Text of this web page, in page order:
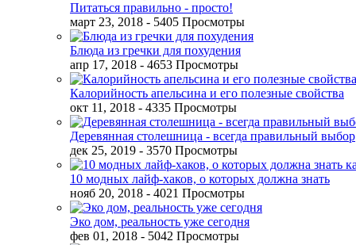
Питаться правильно - просто!
март 23, 2018 - 5405 Просмотры
Блюда из гречки для похудения
апр 17, 2018 - 4653 Просмотры
Калорийность апельсина и его полезные свойства
окт 11, 2018 - 4335 Просмотры
Деревянная столешница - всегда правильный выбор
дек 25, 2019 - 3570 Просмотры
10 модных лайф-хаков, о которых должна знать
нояб 20, 2018 - 4021 Просмотры
Эко дом, реальность уже сегодня
фев 01, 2018 - 5042 Просмотры